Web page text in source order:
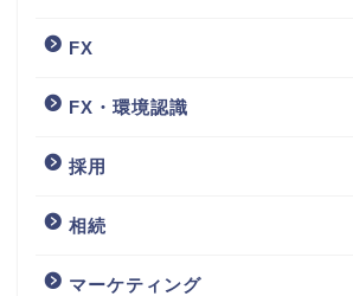
FX
FX・環境認識
採用
相続
マーケティング